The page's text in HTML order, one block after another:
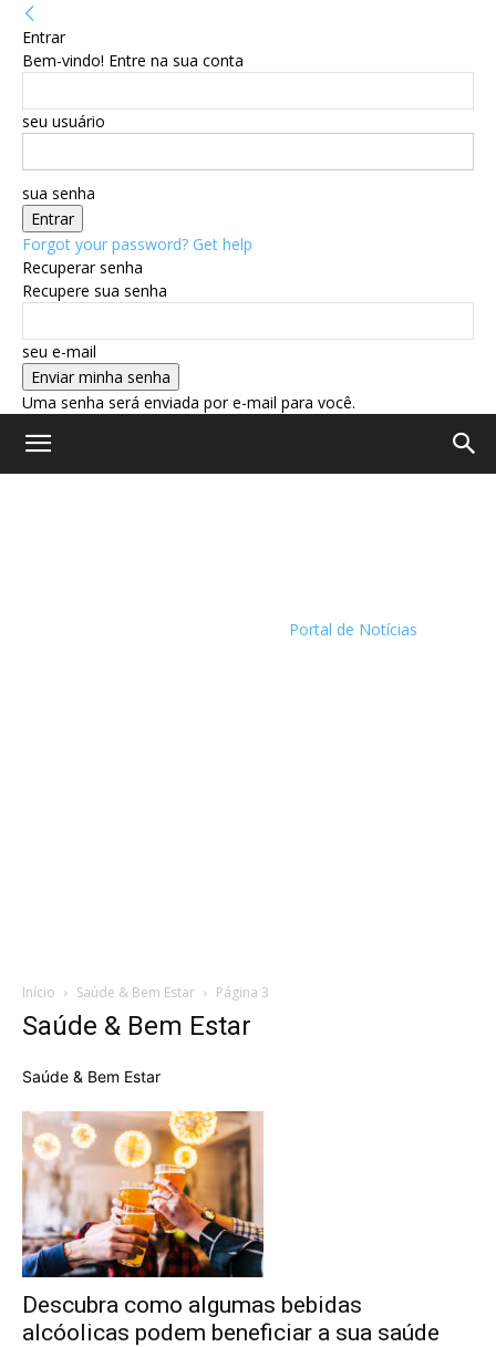
Entrar
Bem-vindo! Entre na sua conta
seu usuário
sua senha
Forgot your password? Get help
Recuperar senha
Recupere sua senha
seu e-mail
Uma senha será enviada por e-mail para você.
Portal de Notícias
Início Saúde & Bem Estar Página 3
Saúde & Bem Estar
Saúde & Bem Estar
Descubra como algumas bebidas
alcóolicas podem beneficiar a sua saúde